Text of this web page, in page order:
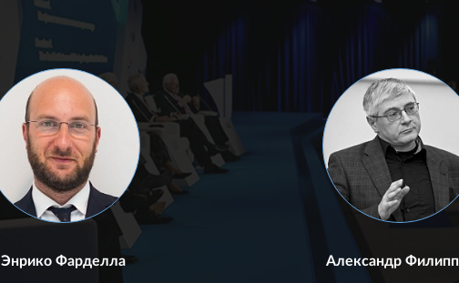
Энрико Фарделла Александр